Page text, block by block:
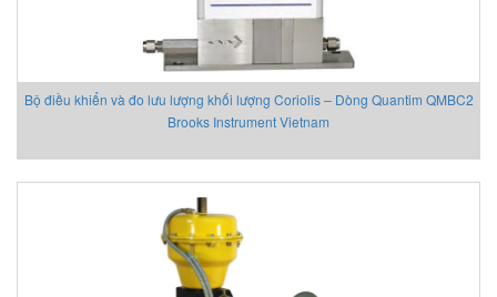
Bộ điều khiển và đo lưu lượng khối lượng Coriolis – Dòng Quantim QMBC2
Brooks Instrument Vietnam